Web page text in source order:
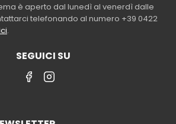
è aperto dal lunedì al venerdì dalle
telefonando al numero +39 0422
.
SEGUICI SU